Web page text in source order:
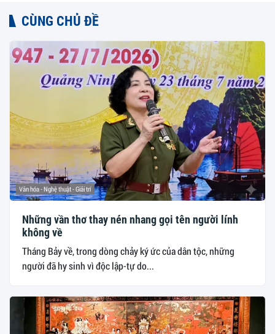
CÙNG CHỦ ĐỀ
Văn hóa - Nghệ thuật - Giải trí
Những vần thơ thay nén nhang gọi tên người lính
không về
Tháng Bảy về, trong dòng chảy ký ức của dân tộc, những
người đã hy sinh vì độc lập-tự do...